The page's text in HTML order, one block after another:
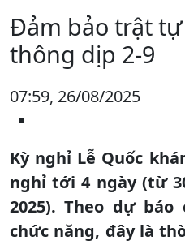
Đảm bảo trật
thông dịp 2-9
07:59, 26/08/2025
Kỳ nghỉ Lễ Quốc
nghỉ tới 4 ngày (từ
2025). Theo dự
chức năng, đây là